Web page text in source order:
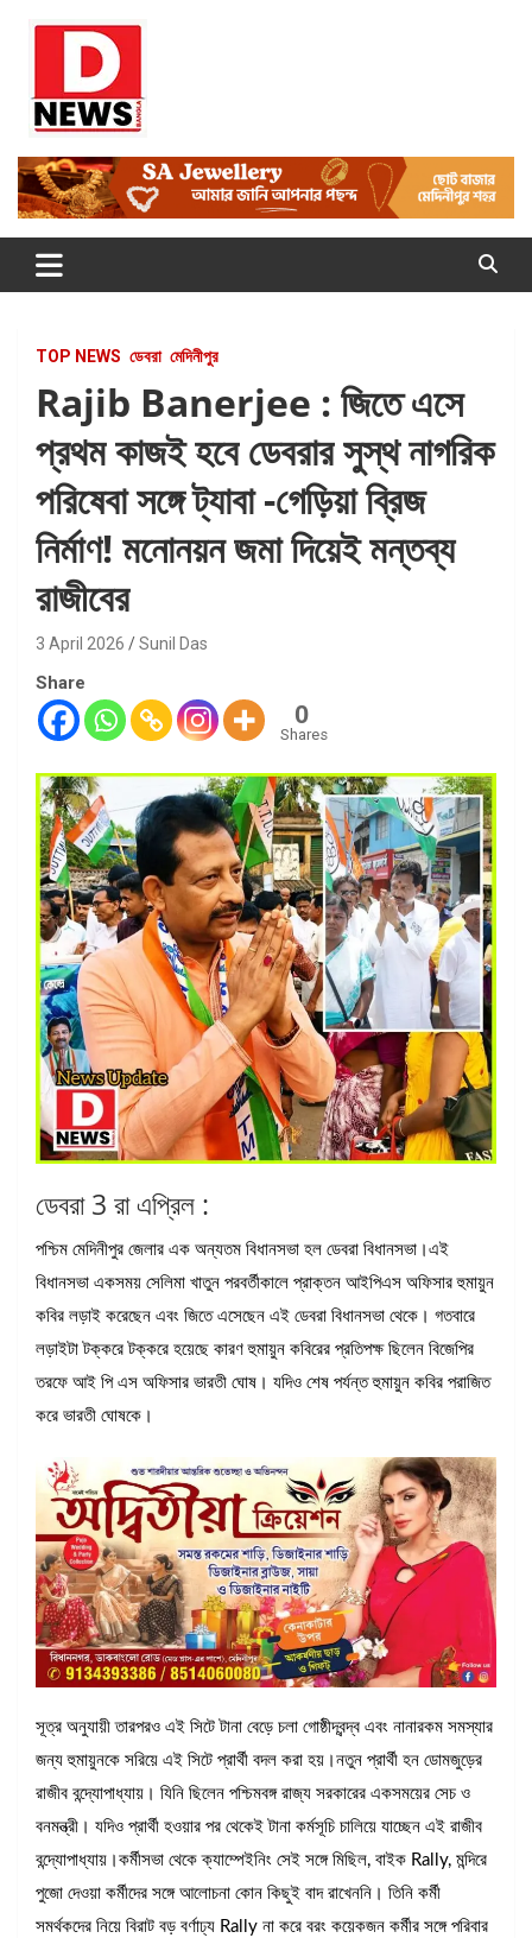
Dnews
#Medinipur24X7News
TOP NEWS ডেবরা মেদিনীপুর
Rajib Banerjee : জিতে এসে
প্রথম কাজই হবে ডেবরার সুস্থ নাগরিক
পরিষেবা সঙ্গে ট্যাবা -গেড়িয়া ব্রিজ
নির্মাণ! মনোনয়ন জমা দিয়েই মন্তব্য
রাজীবের
3 April 2026 Sunil Das
Share
0
Shares
ডেবরা 3 রা এপ্রিল :
পশ্চিম মেদিনীপুর জেলার এক অন্যতম বিধানসভা হল ডেবরা বিধানসভা।এই
বিধানসভা একসময় সেলিমা খাতুন পরবর্তীকালে প্রাক্তন আইপিএস অফিসার হুমায়ুন
কবির লড়াই করেছেন এবং জিতে এসেছেন এই ডেবরা বিধানসভা থেকে। গতবারে
লড়াইটা টক্করে টক্করে হয়েছে কারণ হুমায়ুন কবিরের প্রতিপক্ষ ছিলেন বিজেপির
তরফে আই পি এস অফিসার ভারতী ঘোষ। যদিও শেষ পর্যন্ত হুমায়ুন কবির পরাজিত
করে ভারতী ঘোষকে।
সূত্র অনুযায়ী তারপরও এই সিটে টানা বেড়ে চলা গোষ্ঠীদ্বন্দ্ব এবং নানারকম সমস্যার
জন্য হুমায়ুনকে সরিয়ে এই সিটে প্রার্থী বদল করা হয়।নতুন প্রার্থী হন ডোমজুড়ের
রাজীব বন্দ্যোপাধ্যায়। যিনি ছিলেন পশ্চিমবঙ্গ রাজ্য সরকারের একসময়ের সেচ ও
বনমন্ত্রী। যদিও প্রার্থী হওয়ার পর থেকেই টানা কর্মসূচি চালিয়ে যাচ্ছেন এই রাজীব
বন্দ্যোপাধ্যায়।কর্মীসভা থেকে ক্যাম্পেইনিং সেই সঙ্গে মিছিল, বাইক Rally, মন্দিরে
পুজো দেওয়া কর্মীদের সঙ্গে আলোচনা কোন কিছুই বাদ রাখেননি। তিনি কর্মী
সমর্থকদের নিয়ে বিরাট বড় বর্ণাঢ্য Rally না করে বরং কয়েকজন কর্মীর সঙ্গে পরিবার